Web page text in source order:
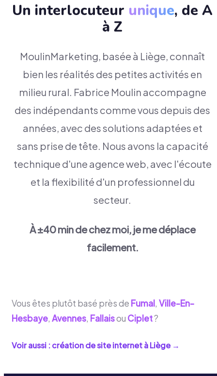
Un interlocuteur unique, de A
à Z
MoulinMarketing, basée à Liège, connaît
bien les réalités des petites activités en
milieu rural. Fabrice Moulin accompagne
des indépendants comme vous depuis des
années, avec des solutions adaptées et
sans prise de tête. Nous avons la capacité
technique d'une agence web, avec l'écoute
et la flexibilité d'un professionnel du
secteur.
À ±40 min de chez moi, je me déplace
facilement.
Vous êtes plutôt basé près de Fumal, Ville-En-
Hesbaye, Avennes, Fallaisou Ciplet?
Voir aussi : création de site internet àLiège→